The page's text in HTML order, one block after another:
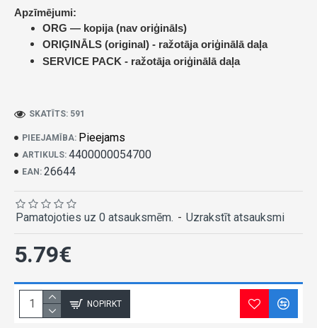
Apzīmējumi:
ORG — kopija (nav oriģināls)
ORIĢINĀLS (original) - ražotāja oriģinālā daļa
SERVICE PACK - ražotāja oriģinālā daļa
PIEEJAMĪBA: Pieejams
ARTIKULS: 4400000054700
EAN: 26644
SKATĪTS: 591
Pamatojoties uz 0 atsauksmēm. - Uzrakstīt atsauksmi
5.79€
NOPIRKT